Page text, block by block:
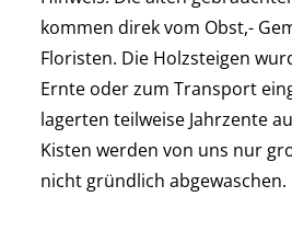
kommen direk vom Obst,-
Floristen. Die Holzsteigen
Ernte oder zum Transport
lagerten teilweise Jahrzente
Kisten werden von uns nur
nicht gründlich abgewaschen.